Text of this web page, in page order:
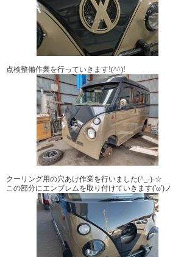
点検整備作業を行っていきます!(^^)!
クーリング用の穴あけ作業を行いました(^_-)-☆
この部分にエンブレムを取り付けていきます('ω')ノ